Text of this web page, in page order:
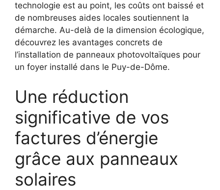
technologie est au point, les coûts ont baissé et
de nombreuses aides locales soutiennent la
démarche. Au-delà de la dimension écologique,
découvrez les avantages concrets de
l’installation de panneaux photovoltaïques pour
un foyer installé dans le Puy-de-Dôme.
Une réduction
significative de vos
factures d’énergie
grâce aux panneaux
solaires